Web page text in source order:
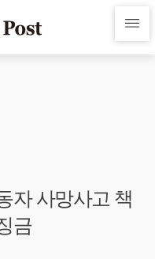
자 사망사고 책
금